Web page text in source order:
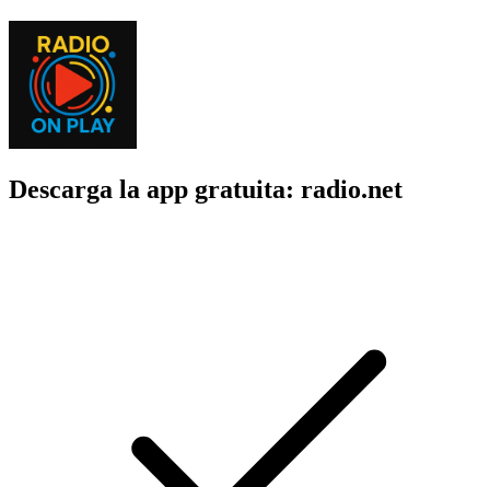
Descarga la app gratuita: radio.net